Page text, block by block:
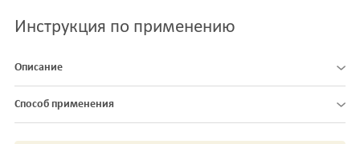
Инструкция по применению
Описание
Способ применения